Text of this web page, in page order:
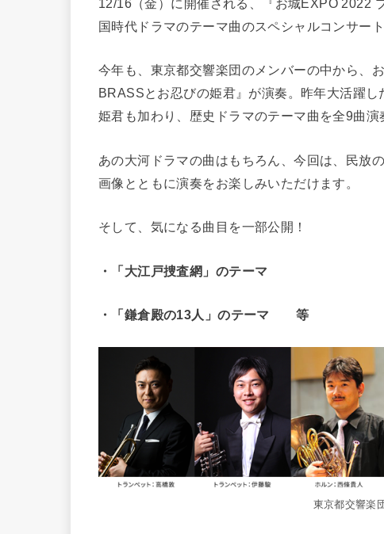
12/16（金）に開催される、『お城EXPO 2022
国時代ドラマのテーマ曲のスペシャルコンサー
今年も、東京都交響楽団のメンバーの中から、
BRASSとお忍びの姫君』が演奏。昨年大活躍
姫君も加わり、歴史ドラマのテーマ曲を全9曲演
あの大河ドラマの曲はもちろん、今回は、民放
画像とともに演奏をお楽しみいただけます。
そして、気になる曲目を一部公開！
・「大江戸捜査網」のテーマ
・「鎌倉殿の13人」のテーマ 等
東京都交響楽